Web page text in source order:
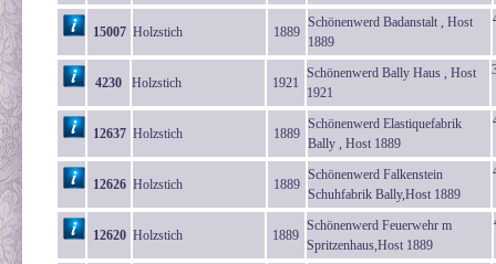
15007 Holzstich 1889
Schönenwerd Badanstalt , Host
1889
4230 Holzstich 1921
Schönenwerd Bally Haus , Host
1921
12637 Holzstich 1889
Schönenwerd Elastiquefabrik
Bally , Host 1889
12626 Holzstich 1889
Schönenwerd Falkenstein
Schuhfabrik Bally,Host 1889
12620 Holzstich 1889
Schönenwerd Feuerwehr m
Spritzenhaus,Host 1889